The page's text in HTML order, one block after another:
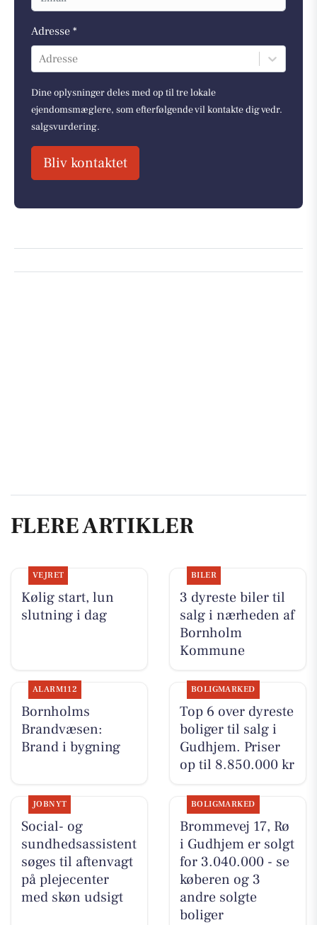
Adresse *
Adresse
Dine oplysninger deles med op til tre lokale
ejendomsmæglere, som efterfølgende vil kontakte dig vedr.
salgsvurdering.
Bliv kontaktet
FLERE ARTIKLER
VEJRET
Kølig start, lun
slutning i dag
BILER
3 dyreste biler til
salg i nærheden af
Bornholm
Kommune
ALARM112
Bornholms
Brandvæsen:
Brand i bygning
BOLIGMARKED
Top 6 over dyreste
boliger til salg i
Gudhjem. Priser
op til 8.850.000 kr
JOBNYT
Social- og
sundhedsassistent
søges til aftenvagt
på plejecenter
med skøn udsigt
BOLIGMARKED
Brommevej 17, Rø
i Gudhjem er solgt
for 3.040.000 - se
køberen og 3
andre solgte
boliger